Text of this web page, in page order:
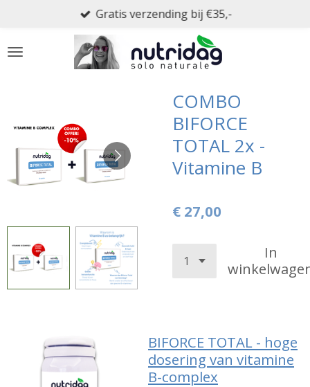
naar
Gratis verzending bij €35,-
COMBO
BIFORCE
TOTAL 2x -
Vitamine B
€ 27,00
In
BIFORCE TOTAL - hoge
dosering van vitamine
B-complex